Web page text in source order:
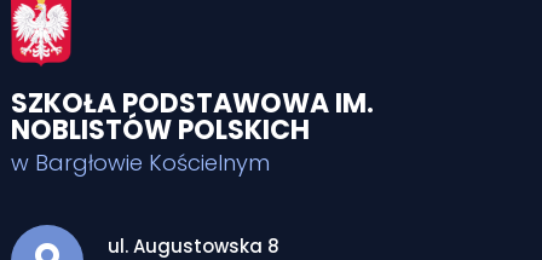
SZKOŁA PODSTAWOWA IM.
NOBLISTÓW POLSKICH
w Bargłowie Kościelnym
Adres pocztowy:
ul. Augustowska 8